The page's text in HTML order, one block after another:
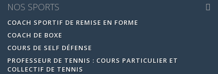
NOS SPORTS
COACH SPORTIF DE REMISE EN FORME
COACH DE BOXE
COURS DE SELF DÉFENSE
PROFESSEUR DE TENNIS : COURS PARTICULIER ET
COLLECTIF DE TENNIS